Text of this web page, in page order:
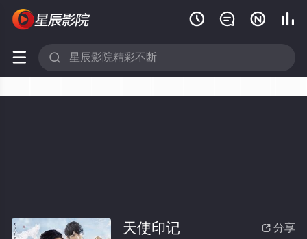
   
 
 分享
天使印记